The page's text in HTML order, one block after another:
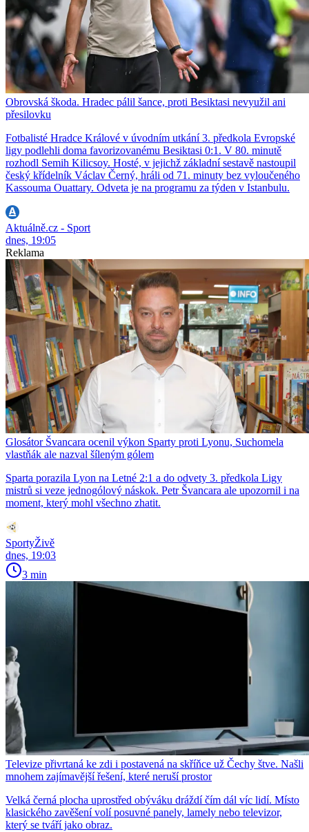
Obrovská škoda. Hradec pálil šance, proti Besiktasi nevyužil ani
přesilovku
Fotbalisté Hradce Králové v úvodním utkání 3. předkola Evropské
ligy podlehli doma favorizovanému Besiktasi 0:1. V 80. minutě
rozhodl Semih Kilicsoy. Hosté, v jejichž základní sestavě nastoupil
český křídelník Václav Černý, hráli od 71. minuty bez vyloučeného
Kassouma Ouattary. Odveta je na programu za týden v Istanbulu.
Aktuálně.cz - Sport
dnes, 19:05
Reklama
Glosátor Švancara ocenil výkon Sparty proti Lyonu, Suchomela
vlastňák ale nazval šíleným gólem
Sparta porazila Lyon na Letné 2:1 a do odvety 3. předkola Ligy
mistrů si veze jednogólový náskok. Petr Švancara ale upozornil i na
moment, který mohl všechno zhatit.
SportyŽivě
dnes, 19:03
3 min
Televize přivrtaná ke zdi i postavená na skříňce už Čechy štve. Našli
mnohem zajímavější řešení, které neruší prostor
Velká černá plocha uprostřed obýváku dráždí čím dál víc lidí. Místo
klasického zavěšení volí posuvné panely, lamely nebo televizor,
který se tváří jako obraz.